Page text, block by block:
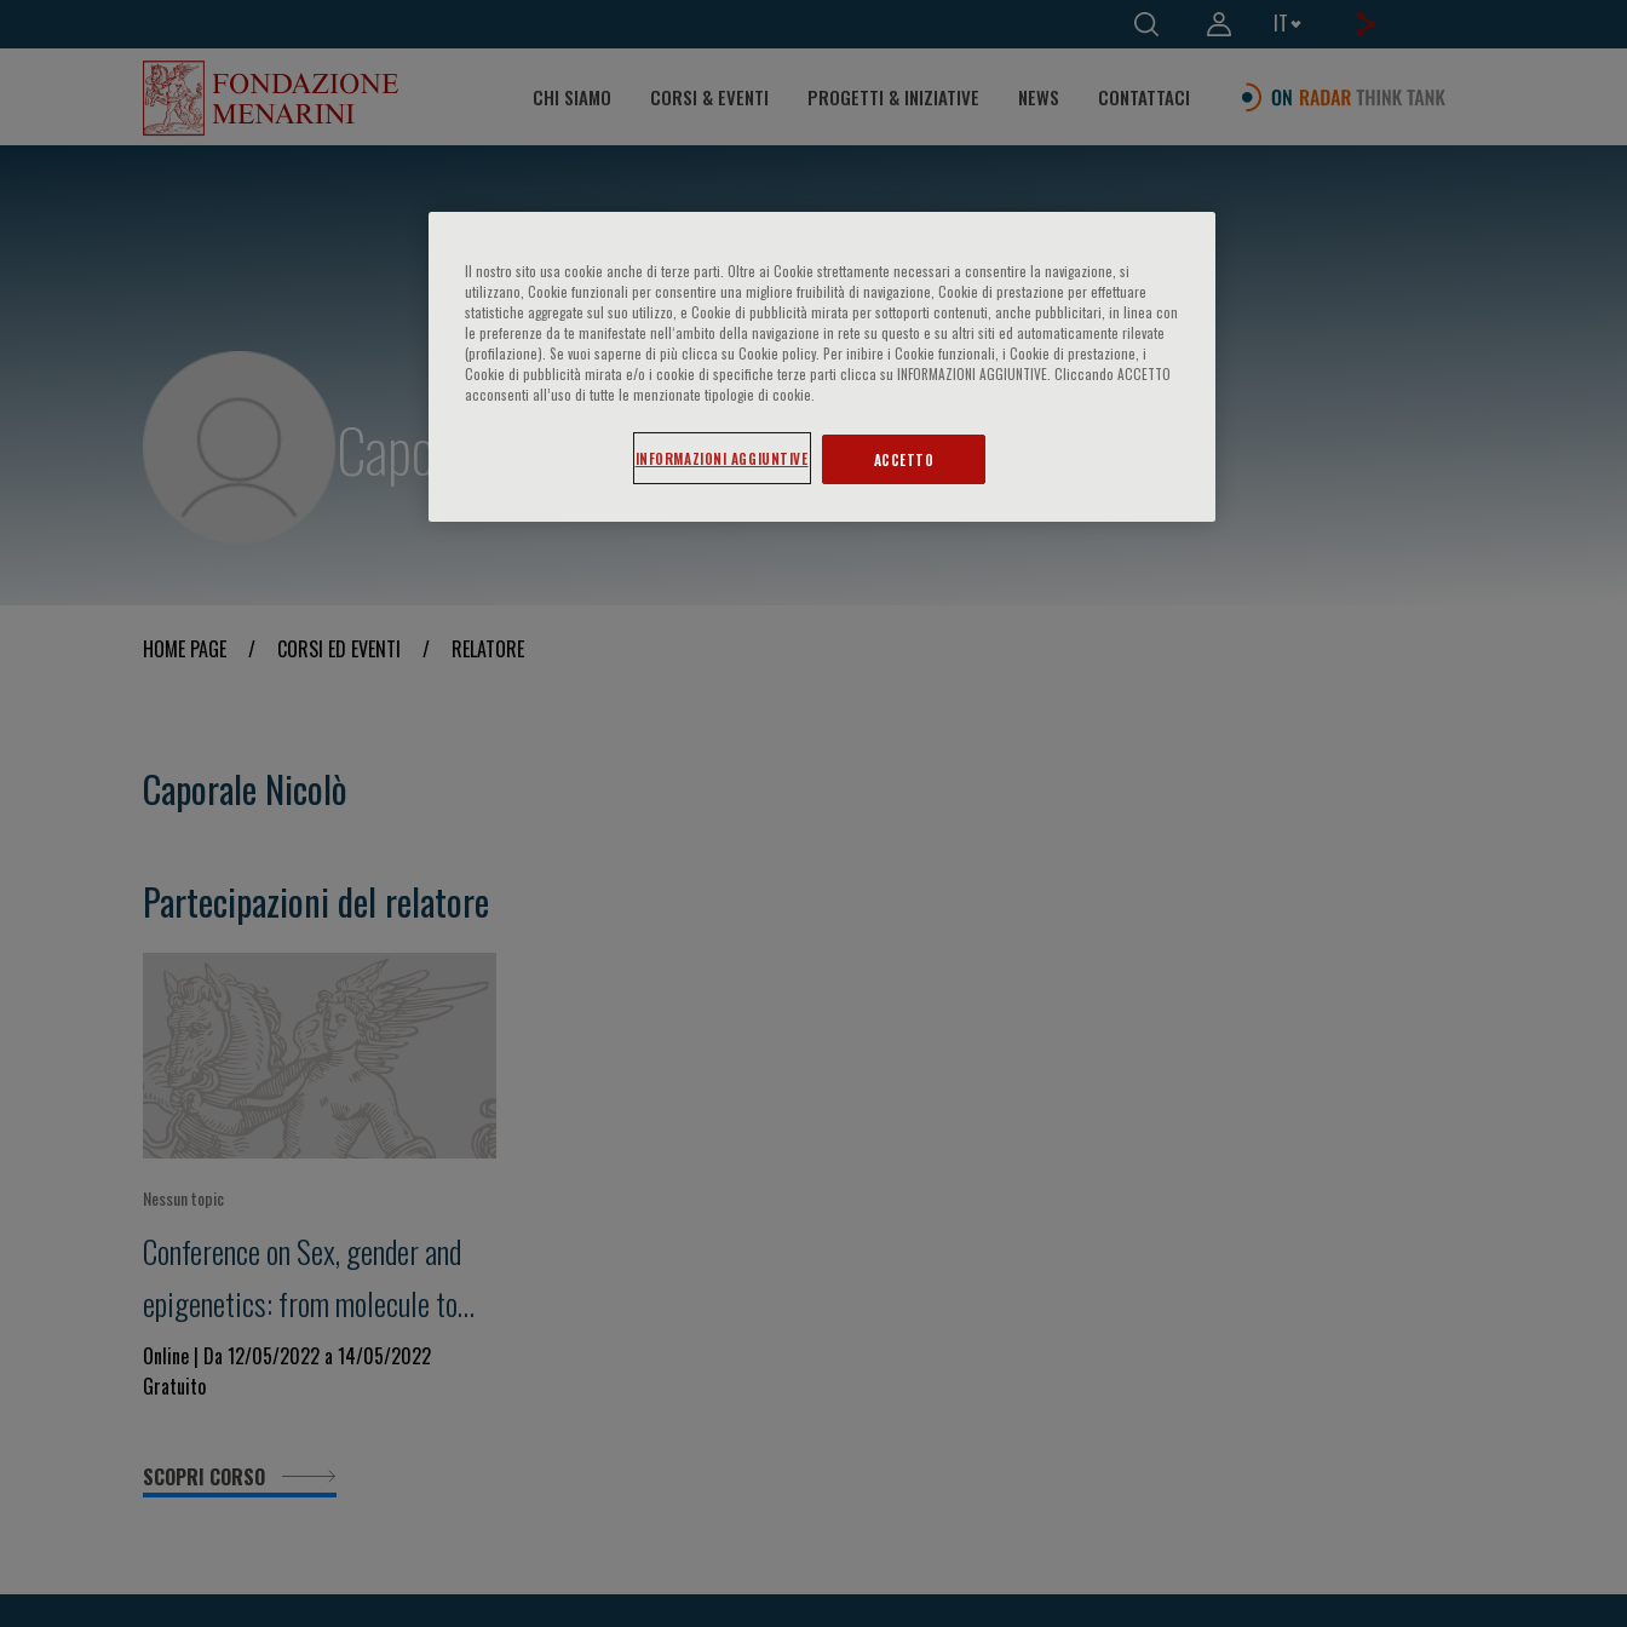
IT
CHI SIAMO CORSI & EVENTI PROGETTI & INIZIATIVE NEWS CONTATTACI
Caporale Nicolò
HOME PAGE / CORSI ED EVENTI / RELATORE
Caporale Nicolò
Partecipazioni del relatore
Nessun topic
Conference on Sex, gender and
epigenetics: from molecule to
bedside
Online | Da 12/05/2022 a 14/05/2022
Gratuito
SCOPRI CORSO
Il nostro sito usa cookie anche di terze parti. Oltre ai Cookie strettamente necessari a consentire la navigazione, si
utilizzano, Cookie funzionali per consentire una migliore fruibilità di navigazione, Cookie di prestazione per effettuare
statistiche aggregate sul suo utilizzo, e Cookie di pubblicità mirata per sottoporti contenuti, anche pubblicitari, in linea con
le preferenze da te manifestate nell‘ambito della navigazione in rete su questo e su altri siti ed automaticamente rilevate
(profilazione). Se vuoi saperne di più clicca su Cookie policy. Per inibire i Cookie funzionali, i Cookie di prestazione, i
Cookie di pubblicità mirata e/o i cookie di specifiche terze parti clicca su INFORMAZIONI AGGIUNTIVE. Cliccando ACCETTO
acconsenti all’uso di tutte le menzionate tipologie di cookie.
INFORMAZIONI AGGIUNTIVE ACCETTO